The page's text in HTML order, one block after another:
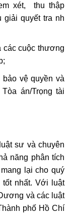
xét, thu thập
giải quyết tra nh
các cuộc thương
vệ quyền và
án/Trọng tài
sư và chuyên
năng phân tích
lại cho quý
nhất. Với luật
và các luật
phố Hồ Chí